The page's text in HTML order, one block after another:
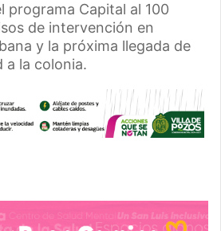
programa Capital al 100
de intervención en
y la próxima llegada de
a la colonia.